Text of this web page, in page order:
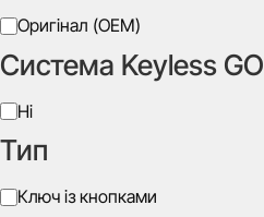
Виробник
Оригінал (OEM)
Система Keyless GO
Система
Keyless
GO
Ні
Тип
ТипКлюч із кнопками